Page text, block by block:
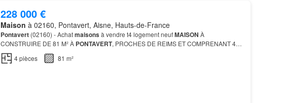
228 000 €
Maison à 02160, Pontavert, Aisne, Hauts-de-France
Pontavert(02160) - Achatmaisons à vendre t4 logement neufMAISON À
CONSTRUIRE DE 81 M² À PONTAVERT, PROCHES DE REIMS ET COMPRENANT 4
PIÈCES À construire Cette
quat…
4pièces 81 m²